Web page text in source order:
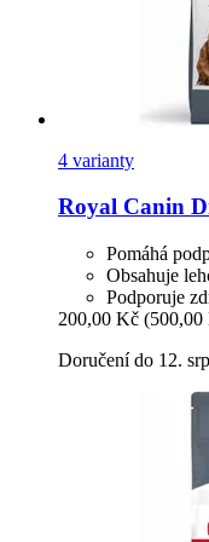
4 varianty
Royal Canin
Pomáhá
Obsahuje
Podporuje
200,00 Kč
Doručení do 12.